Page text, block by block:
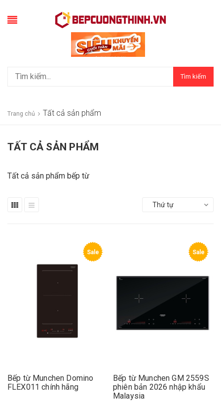
Tìm kiếm
Trang chủ Tất cả sản phẩm
TẤT CẢ SẢN PHẨM
Tất cả sản phẩm bếp từ
Thứ tự
Sale
Bếp từ Munchen Domino
FLEX011 chính hãng
Sale
Bếp từ Munchen GM 2559S
phiên bản 2026 nhập khẩu
Malaysia